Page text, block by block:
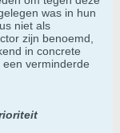
was in hun
niet als
zijn benoemd,
in concrete
verminderde